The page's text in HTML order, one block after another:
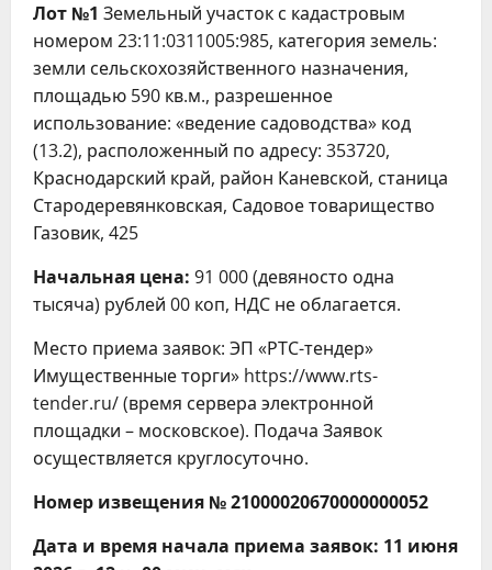
Лот №1 Земельный участок с кадастровым
номером 23:11:0311005:985, категория земель:
земли сельскохозяйственного назначения,
площадью 590 кв.м., разрешенное
использование: «ведение садоводства» код
(13.2), расположенный по адресу: 353720,
Краснодарский край, район Каневской, станица
Стародеревянковская, Садовое товарищество
Газовик, 425
Начальная цена: 91 000 (девяносто одна
тысяча) рублей 00 коп, НДС не облагается.
Место приема заявок: ЭП «РТС-тендер»
Имущественные торги» https://www.rts-
tender.ru/ (время сервера электронной
площадки – московское). Подача Заявок
осуществляется круглосуточно.
Номер извещения № 21000020670000000052
Дата и время начала приема заявок: 11 июня